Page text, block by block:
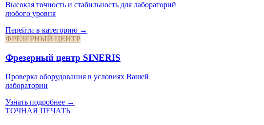
Высокая точность и стабильность для лабораторий
любого уровня
Перейти в категорию →
ФРЕЗЕРНЫЙ ЦЕНТР
Фрезерный центр SINERIS
Проверка оборудования в условиях Вашей
лаборатории
Узнать подробнее →
ТОЧНАЯ ПЕЧАТЬ